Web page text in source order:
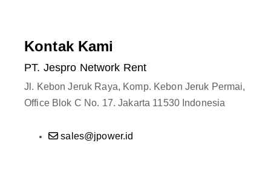
Kontak Kami
PT. Jespro Network Rent
Jl. Kebon Jeruk Raya, Komp. Kebon Jeruk Permai,
Office Blok C No. 17. Jakarta 11530 Indonesia
sales@jpower.id